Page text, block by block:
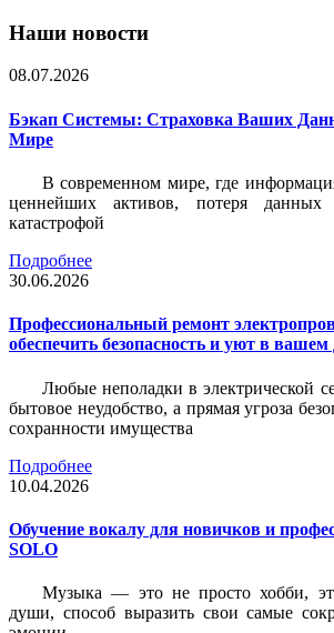
Наши новости
08.07.2026
Бэкап Системы: Страховка Ваших
Мире
В современном мире, где
ценнейших активов, потеря данных
катастрофой
Подробнее
30.06.2026
Профессиональный ремонт
обеспечить безопасность и уют в вашем
Любые неполадки в электрической
бытовое неудобство, а прямая угроза
сохранности имущества
Подробнее
10.04.2026
Обучение вокалу для новичков и
SOLO
Музыка — это не просто хобби,
души, способ выразить свои самые